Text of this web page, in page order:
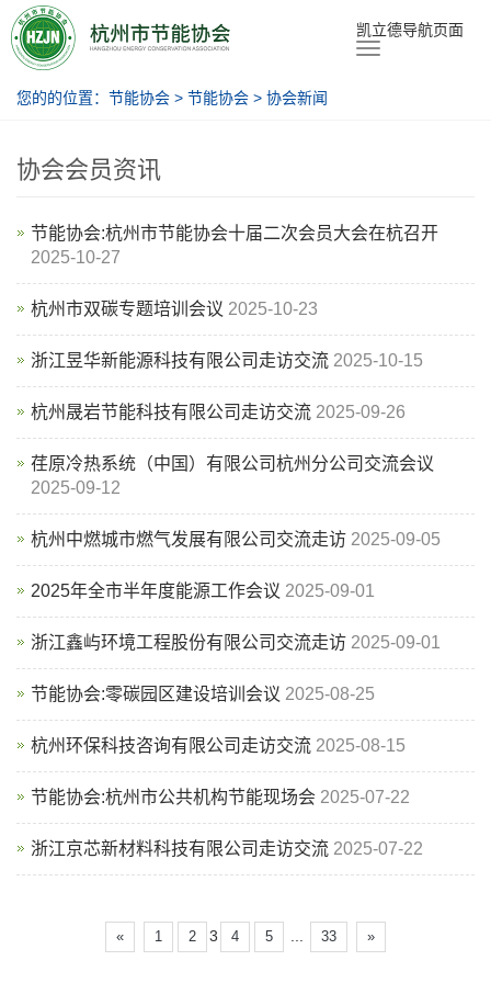
节能协会 凯立德导航页面
您的的位置： 节能协会 > 节能协会 > 协会新闻
协会会员资讯
节能协会:杭州市节能协会十届二次会员大会在杭召开
2025-10-27
杭州市双碳专题培训会议 2025-10-23
浙江昱华新能源科技有限公司走访交流 2025-10-15
杭州晟岩节能科技有限公司走访交流 2025-09-26
荏原冷热系统（中国）有限公司杭州分公司交流会议
2025-09-12
杭州中燃城市燃气发展有限公司交流走访 2025-09-05
2025年全市半年度能源工作会议 2025-09-01
浙江鑫屿环境工程股份有限公司交流走访 2025-09-01
节能协会:零碳园区建设培训会议 2025-08-25
杭州环保科技咨询有限公司走访交流 2025-08-15
节能协会:杭州市公共机构节能现场会 2025-07-22
浙江京芯新材料科技有限公司走访交流 2025-07-22
« 1 2 3 4 5 33 »